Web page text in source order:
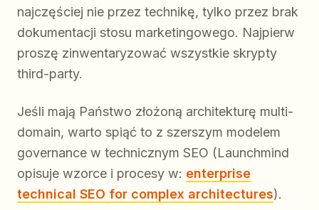
najczęściej nie przez technikę, tylko przez brak
dokumentacji stosu marketingowego. Najpierw
proszę zinwentaryzować wszystkie skrypty
third-party.
Jeśli mają Państwo złożoną architekturę multi-
domain, warto spiąć to z szerszym modelem
governance w technicznym SEO (Launchmind
opisuje wzorce i procesy w: enterprise
technical SEO for complex architectures).